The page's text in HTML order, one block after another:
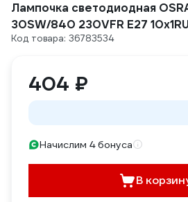
Лампочка светодиодная
30SW/840 230VFR E27
Код товара: 36783534
404 ₽
Начислим 4 бонуса
В